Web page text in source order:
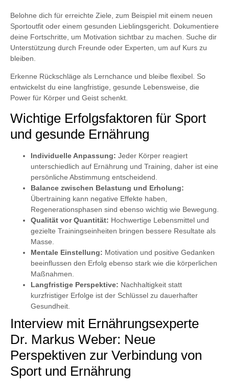
Belohne dich für erreichte Ziele, zum Beispiel mit einem neuen
Sportoutfit oder einem gesunden Lieblingsgericht. Dokumentiere
deine Fortschritte, um Motivation sichtbar zu machen. Suche dir
Unterstützung durch Freunde oder Experten, um auf Kurs zu
bleiben.
Erkenne Rückschläge als Lernchance und bleibe flexibel. So
entwickelst du eine langfristige, gesunde Lebensweise, die
Power für Körper und Geist schenkt.
Wichtige Erfolgsfaktoren für Sport
und gesunde Ernährung
Individuelle Anpassung: Jeder Körper reagiert
unterschiedlich auf Ernährung und Training, daher ist eine
persönliche Abstimmung entscheidend.
Balance zwischen Belastung und Erholung:
Übertraining kann negative Effekte haben,
Regenerationsphasen sind ebenso wichtig wie Bewegung.
Qualität vor Quantität: Hochwertige Lebensmittel und
gezielte Trainingseinheiten bringen bessere Resultate als
Masse.
Mentale Einstellung: Motivation und positive Gedanken
beeinflussen den Erfolg ebenso stark wie die körperlichen
Maßnahmen.
Langfristige Perspektive: Nachhaltigkeit statt
kurzfristiger Erfolge ist der Schlüssel zu dauerhafter
Gesundheit.
Interview mit Ernährungsexperte
Dr. Markus Weber: Neue
Perspektiven zur Verbindung von
Sport und Ernährung